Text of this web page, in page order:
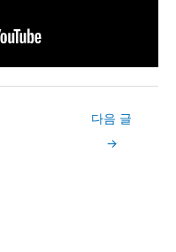
다음 글
→